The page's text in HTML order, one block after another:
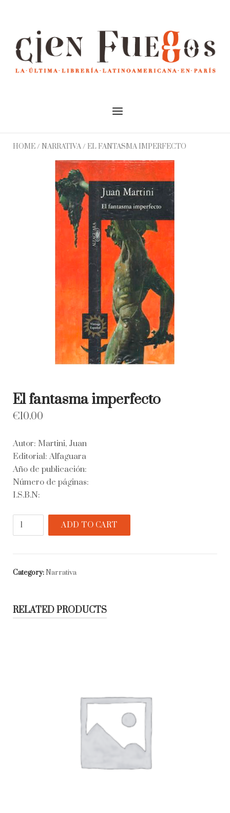
Menu
HOME/ NARRATIVA/ EL FANTASMA IMPERFECTO
El fantasma imperfecto
€10.00
Autor: Martini, Juan
Editorial: Alfaguara
Año de publicación:
Número de páginas:
I.S.B.N:
quantity
ADD TO CART
Category:Narrativa
RELATED PRODUCTS